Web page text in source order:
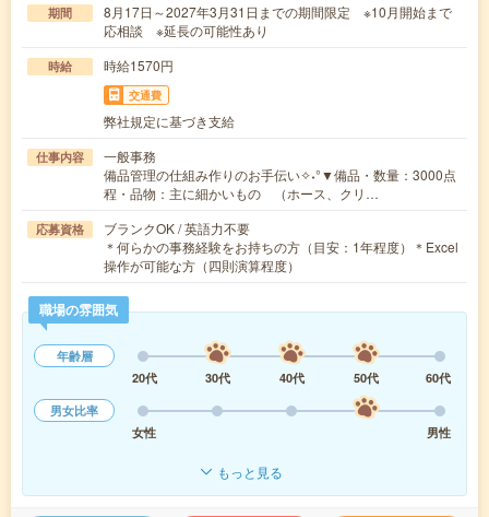
期間
8月17日～2027年3月31日までの期間限定 ※10月開始まで
応相談 ※延長の可能性あり
時給 時給1570円
交通費
弊社規定に基づき支給
仕事内容
一般事務
備品管理の仕組み作りのお手伝い✧˖°▼備品・数量：3000点
程・品物：主に細かいもの （ホース、クリ…
応募資格
ブランクOK / 英語力不要
＊何らかの事務経験をお持ちの方（目安：1年程度）＊Excel
操作が可能な方（四則演算程度）
職場の雰囲気
年齢層
20代
30代 40代 50代
60代
男女比率
女性
男性
もっと見る